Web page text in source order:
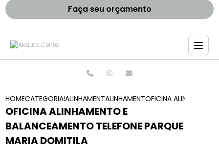
Faça seu orçamento
HOMECATEGORIASALINHAMENTO E BALANCEAMENTOS
ALINHAMENTO BALANCEAMENTO
OFICINA
OFICINA ALINHAMENTO E
BALANCEAMENTO TELEFONE PARQUE
MARIA DOMITILA